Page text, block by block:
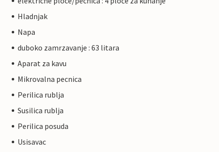
Hladnjak
Napa
duboko zamrzavanje : 63 litara
Aparat za kavu
Mikrovalna pecnica
Perilica rublja
Susilica rublja
Perilica posuda
Usisavac